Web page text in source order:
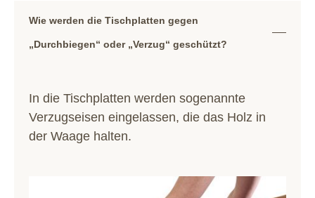
Wie werden die Tischplatten gegen
„Durchbiegen“ oder „Verzug“ geschützt?
In die Tischplatten werden sogenannte
Verzugseisen eingelassen, die das Holz in
der Waage halten.